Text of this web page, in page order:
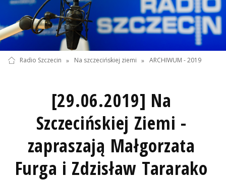
Radio Szczecin » Na szczecińskiej ziemi » ARCHIWUM - 2019
[29.06.2019] Na
Szczecińskiej Ziemi -
zapraszają Małgorzata
Furga i Zdzisław Tararako